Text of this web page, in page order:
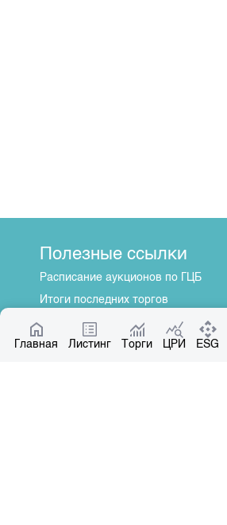
Главная Листинг Торги ЦРИ ESG
Полезные ссылки
Расписание аукционов по ГЦБ
Итоги последних торгов
Котировки по ЦБ
Центр раскрытия информации